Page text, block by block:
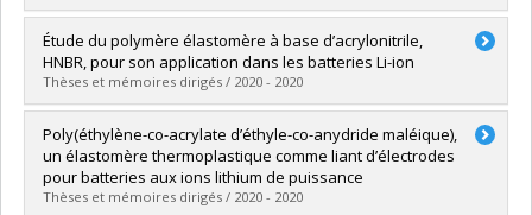
Graduate :Généreux, Simon
Cycle :Doctoral
Grade :Ph. D.
Lien vers le document dans Papyrus
Étude du polymère élastomère à base d’acrylonitrile,
HNBR, pour son application dans les batteries Li-ion
Thèses et mémoires dirigés / 2020 - 2020
Graduate :Verdier, Nina
Cycle :Doctoral
Grade :Ph. D.
Lien vers le document dans Papyrus
Poly(éthylène-co-acrylate d’éthyle-co-anydride maléique),
un élastomère thermoplastique comme liant d’électrodes
pour batteries aux ions lithium de puissance
Thèses et mémoires dirigés / 2020 - 2020